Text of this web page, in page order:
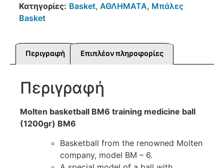
Κατηγορίες: Basket, ΑΘΛΗΜΑΤΑ, Μπάλες
Basket
Περιγραφή Επιπλέον πληροφορίες
Περιγραφή
Molten basketball BM6 training medicine ball
(1200gr) BM6
Basketball from the renowned Molten
company, model BM – 6.